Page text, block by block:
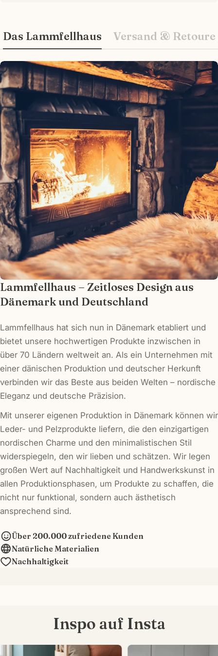
Wie können wir Ihnen helfen?
Ihr
Name
Ihre
E-
Mail
Ihr
Telefon
Ihre
Nachricht
Die mit * gekennzeichneten Felder sind
Pflichtfelder.
Frage senden
Das Lammfellhaus Versand & Retoure
Lammfellhaus – Zeitloses Design aus
Dänemark und Deutschland
Lammfellhaus hat sich nun in Dänemark etabliert und
bietet unsere hochwertigen Produkte inzwischen in
über 70 Ländern weltweit an. Als ein Unternehmen mit
einer dänischen Produktion und deutscher Herkunft
verbinden wir das Beste aus beiden Welten – nordische
Eleganz und deutsche Präzision.
Mit unserer eigenen Produktion in Dänemark können wir
Leder- und Pelzprodukte liefern, die den einzigartigen
nordischen Charme und den minimalistischen Stil
widerspiegeln, den wir lieben und schätzen. Wir legen
großen Wert auf Nachhaltigkeit und Handwerkskunst in
allen Produktionsphasen, um Produkte zu schaffen, die
nicht nur funktional, sondern auch ästhetisch
ansprechend sind.
Über 200.000 zufriedene Kunden
Natürliche Materialien
Nachhaltigkeit
Inspo auf Insta